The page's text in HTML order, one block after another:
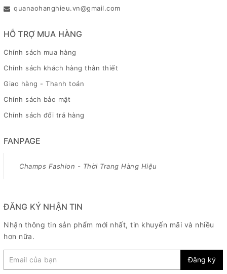
quanaohanghieu.vn@gmail.com
HỖ TRỢ MUA HÀNG
Chính sách mua hàng
Chính sách khách hàng thân thiết
Giao hàng - Thanh toán
Chính sách bảo mật
Chính sách đổi trả hàng
FANPAGE
Champs Fashion - Thời Trang Hàng Hiệu
ĐĂNG KÝ NHẬN TIN
Nhận thông tin sản phẩm mới nhất, tin khuyến mãi và nhiều
hơn nữa.
Đăng ký